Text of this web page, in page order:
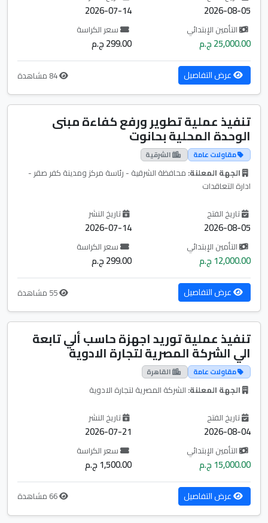
2026-08-05
2026-07-14
التأمين الإبتدائي
25,000.00 ج.م
سعر الكراسة
299.00 ج.م
عرض التفاصيل
تنفيذ عملية تطوير ورفع كفاءة مبنى
الوحدة المحلية بحانوت
مقاولات عامة الشرقية
الجهة المعلنة: محافظة الشرقية - رئاسة مركز ومدينة كفر صقر -
ادارة التعاقدات
تاريخ الفتح
2026-08-05
تاريخ النشر
2026-07-14
التأمين الإبتدائي
12,000.00 ج.م
سعر الكراسة
299.00 ج.م
عرض التفاصيل
تنفيذ عملية توريد اجهزة حاسب ألي تابعة
الي الشركة المصرية لتجارة الادوية
مقاولات عامة القاهرة
الجهة المعلنة: الشركة المصرية لتجارة الادوية
تاريخ الفتح
2026-08-04
تاريخ النشر
2026-07-21
التأمين الإبتدائي
15,000.00 ج.م
سعر الكراسة
1,500.00 ج.م
عرض التفاصيل